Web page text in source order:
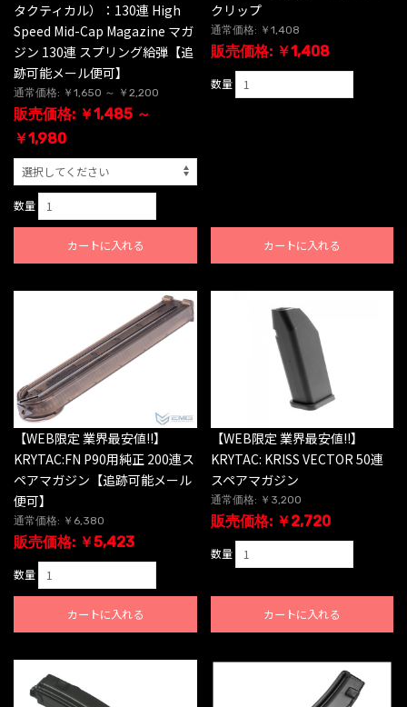
タクティカル）：130連 High
Speed Mid-Cap Magazine マガ
ジン 130連 スプリング給弾【追
跡可能メール便可】
通常価格: ￥1,650 ～ ￥2,200
販売価格: ￥1,485 ～
￥1,980
数量
カートに入れる
クリップ
通常価格: ￥1,408
販売価格: ￥1,408
数量
カートに入れる
【WEB限定 業界最安値!!】
KRYTAC:FN P90用純正 200連ス
ペアマガジン【追跡可能メール
便可】
通常価格: ￥6,380
販売価格: ￥5,423
数量
カートに入れる
【WEB限定 業界最安値!!】
KRYTAC: KRISS VECTOR 50連
スペアマガジン
通常価格: ￥3,200
販売価格: ￥2,720
数量
カートに入れる